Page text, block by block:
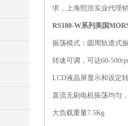
求，上海熙浩实业代理
RS180-W系列 美国
振荡模式：圆周轨道式
转速可调，可达60-
LCD液晶屏显示和设定
直流无刷电机振荡均匀
大负载重量7.5Kg